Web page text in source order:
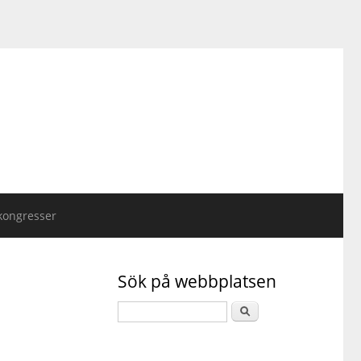
Sök på webbplatsen